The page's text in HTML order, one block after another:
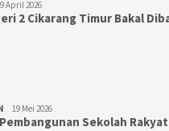
April 2026
2 Cikarang Timur Bakal
19 Mei 2026
Sekolah